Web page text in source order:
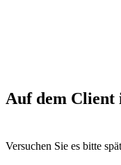
Auf dem Client
Versuchen Sie es bitte